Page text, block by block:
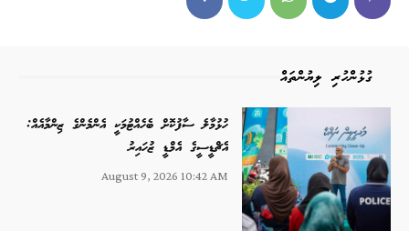
ގުޅުންހުރި ލިޔުންތައް
ހުޅުމާލެ ސާފުކޮށް ބެހެއްޓުމަކީ އެންމެންގެ ޒިންމާއެއް:
އެޗްޑީސީގެ އެމްޑީ ޒުހައިރު
August 9, 2026 10:42 AM